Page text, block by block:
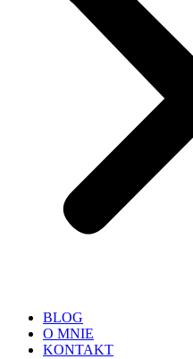
BLOG
O MNIE
KONTAKT